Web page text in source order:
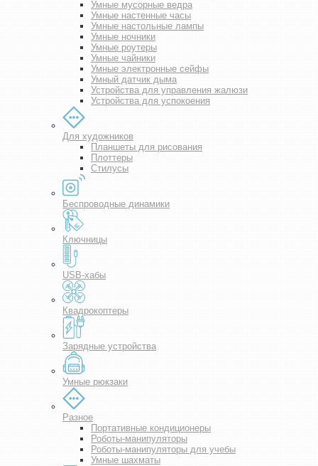
Умные мусорные ведра
Умные настенные часы
Умные настольные лампы
Умные ночники
Умные роутеры
Умные чайники
Умные электронные сейфы
Умный датчик дыма
Устройства для управления жалюзи
Устройства для успокоения
Для художников
Планшеты для рисования
Плоттеры
Стилусы
Беспроводные динамики
Ключницы
USB-хабы
Квадрокоптеры
Зарядные устройства
Умные рюкзаки
Разное
Портативные кондиционеры
Роботы-манипуляторы
Роботы-манипуляторы для учебы
Умные шахматы